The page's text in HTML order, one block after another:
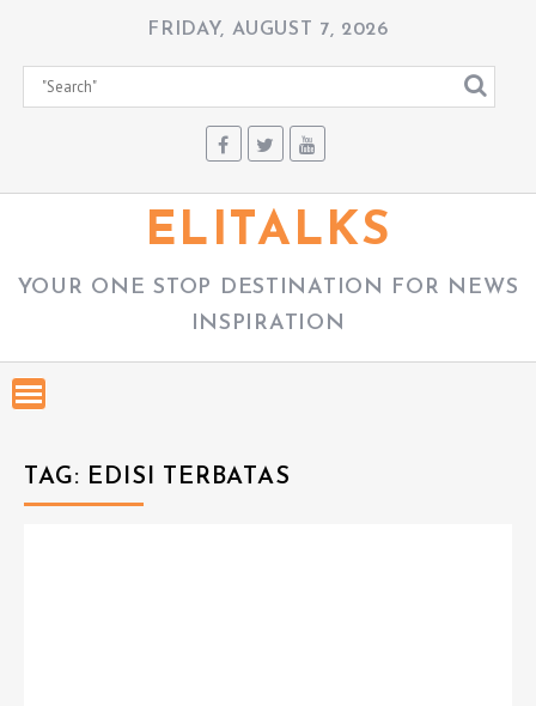
FRIDAY, AUGUST 7, 2026
ELITALKS
YOUR ONE STOP DESTINATION FOR NEWS
INSPIRATION
TAG: EDISI TERBATAS